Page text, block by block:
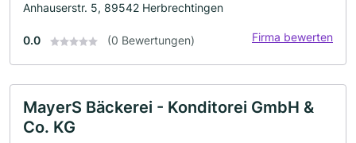
Anhauserstr. 5, 89542 Herbrechtingen
0.0 (0 Bewertungen) Firma bewerten
MayerS Bäckerei - Konditorei GmbH &
Co. KG